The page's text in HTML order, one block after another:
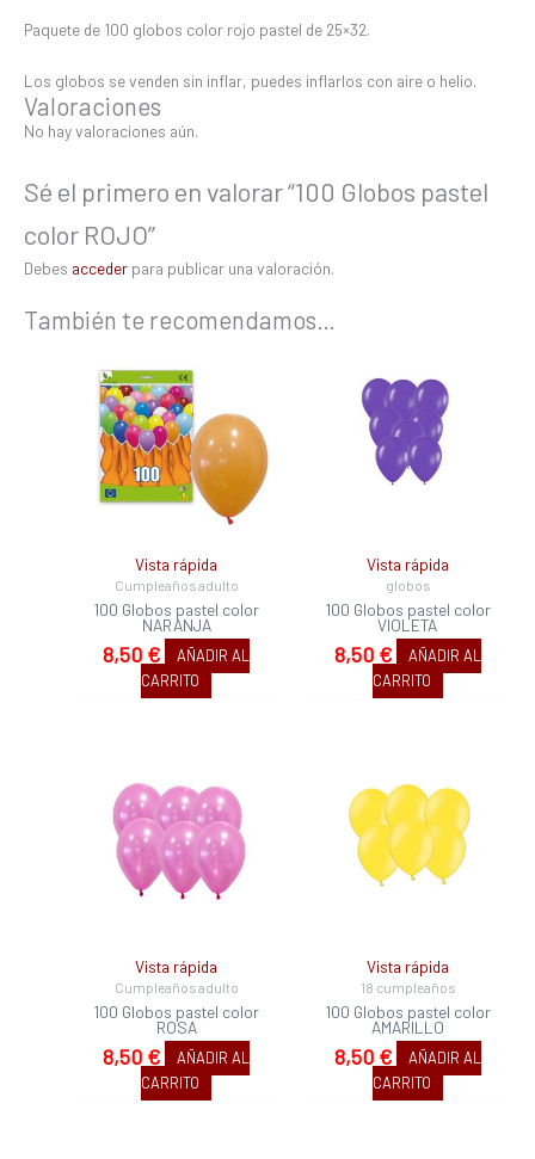
Paquete de 100 globos color rojo pastel de 25×32.
Los globos se venden sin inflar, puedes inflarlos con aire o helio.
Valoraciones
No hay valoraciones aún.
Sé el primero en valorar “100 Globos pastel
color ROJO”
Debes acceder para publicar una valoración.
También te recomendamos…
Vista rápida
Cumpleaños adulto
100 Globos pastel color
NARANJA
8,50 €
AÑADIR AL
CARRITO
Vista rápida
globos
100 Globos pastel color
VIOLETA
8,50 €
AÑADIR AL
CARRITO
Vista rápida
Cumpleaños adulto
100 Globos pastel color
ROSA
8,50 €
AÑADIR AL
CARRITO
Vista rápida
18 cumpleaños
100 Globos pastel color
AMARILLO
8,50 €
AÑADIR AL
CARRITO